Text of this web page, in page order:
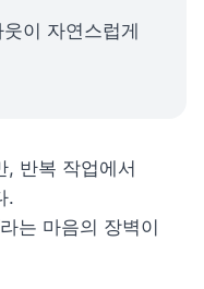
이 자연스럽게
, 반복 작업에서
.
는 마음의 장벽이